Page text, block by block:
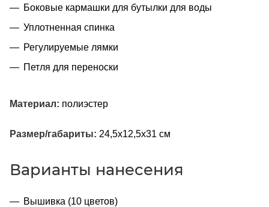
Боковые кармашки для бутылки для воды
Уплотненная спинка
Регулируемые лямки
Петля для переноски
Материал: полиэстер
Размер/габариты: 24,5х12,5х31 см
Варианты нанесения
Вышивка (10 цветов)